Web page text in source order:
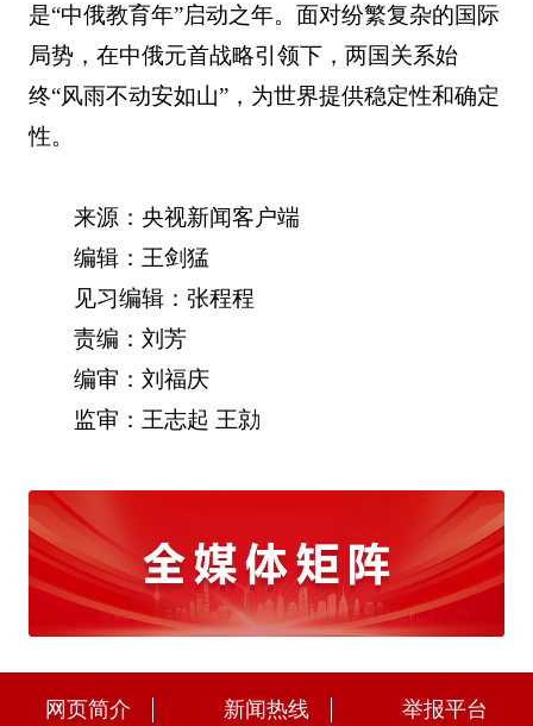
是“中俄教育年”启动之年。面对纷繁复杂的国际
局势，在中俄元首战略引领下，两国关系始
终“风雨不动安如山”，为世界提供稳定性和确定
性。
来源：央视新闻客户端
编辑：王剑猛
见习编辑：张程程
责编：刘芳
编审：刘福庆
监审：王志起 王勍
网页简介 新闻热线 举报平台